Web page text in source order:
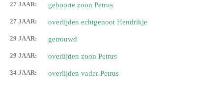
27 JAAR: geboorte zoon Petrus
27 JAAR: overlijden echtgenoot Hendrikje
29 JAAR: getrouwd
29 JAAR: overlijden zoon Petrus
34 JAAR: overlijden vader Petrus